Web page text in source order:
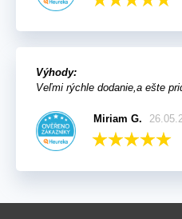
Výhody:
Veľmi rýchle dodanie,a ešte
Miriam G.